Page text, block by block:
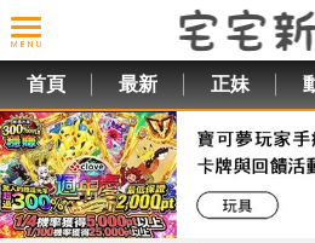
首頁 最新 正妹